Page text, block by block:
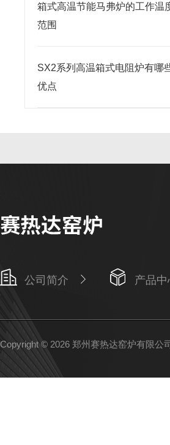
箱式高温节能马弗炉的工作温
范围
SX2系列高温箱式电阻炉有哪
优点
公司简介 产品中
Copyright © 2026 郑州赛热达窑炉有限公